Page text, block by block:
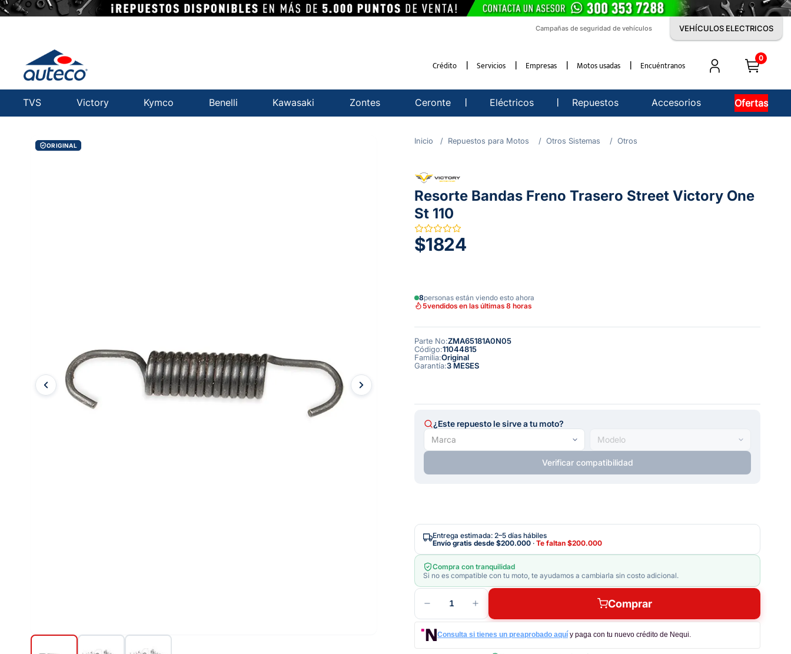
Campañas de seguridad de vehículos VEHÍCULOS ELECTRICOS
Crédito Servicios Empresas Motos usadas Encuéntranos
0
TVS Victory Kymco Benelli Kawasaki Zontes Ceronte Eléctricos Repuestos Accesorios Ofertas
ORIGINAL Repuestos para Motos Otros Sistemas Otros
Resorte Bandas Freno Trasero Street Victory One
St 110
$1824
8personas están viendo esto ahora
5vendidos en las últimas 8 horas
Parte No:ZMA65181A0N05
Código:11044815
Familia:Original
Garantía:3 MESES
¿Este repuesto le sirve a tu moto?
Verificar compatibilidad
Entrega estimada: 2–5 días hábiles
Envío gratis desde $200.000 · Te faltan $200.000
Compra con tranquilidad
Si no es compatible con tu moto, te ayudamos a cambiarla sin costo adicional.
1 Comprar
Consulta si tienes un preaprobado aquí y paga con tu nuevo crédito de Nequi.